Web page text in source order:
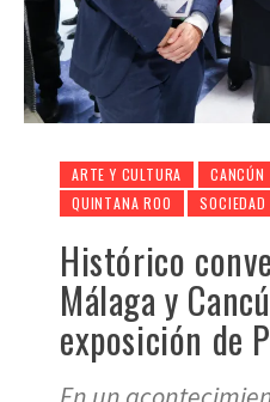
ARTE Y CULTURA CANCÚN
QUINTANA ROO
SOCIEDAD
Histórico
Málaga y
exposición de